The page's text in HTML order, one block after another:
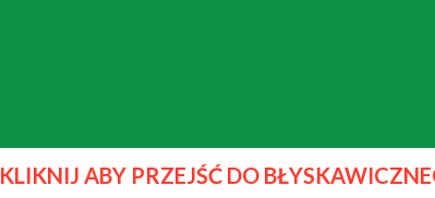
KLIKNIJ ABY PRZEJŚĆ DO